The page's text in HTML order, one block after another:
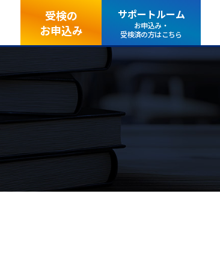
受検の
お申込み
サポートルーム
お申込み・
受検済の方はこちら